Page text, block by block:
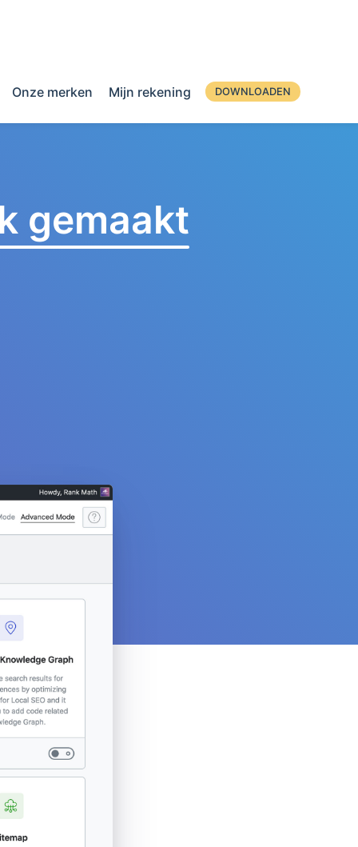
Onze merken Mijn rekening DOWNLOADEN
gemaakt